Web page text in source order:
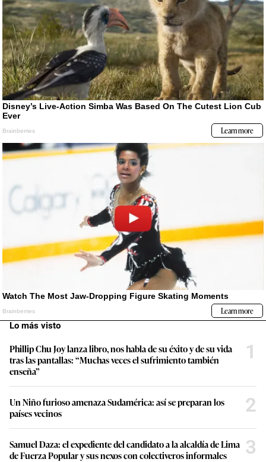
Lo más visto
Phillip Chu Joy lanza libro, nos habla de su éxito y de su vida
tras las pantallas: “Muchas veces el sufrimiento también
enseña”
1
Un Niño furioso amenaza Sudamérica: así se preparan los
países vecinos
2
Samuel Daza: el expediente del candidato a la alcaldía de Lima
de Fuerza Popular y sus nexos con colectiveros informales
3